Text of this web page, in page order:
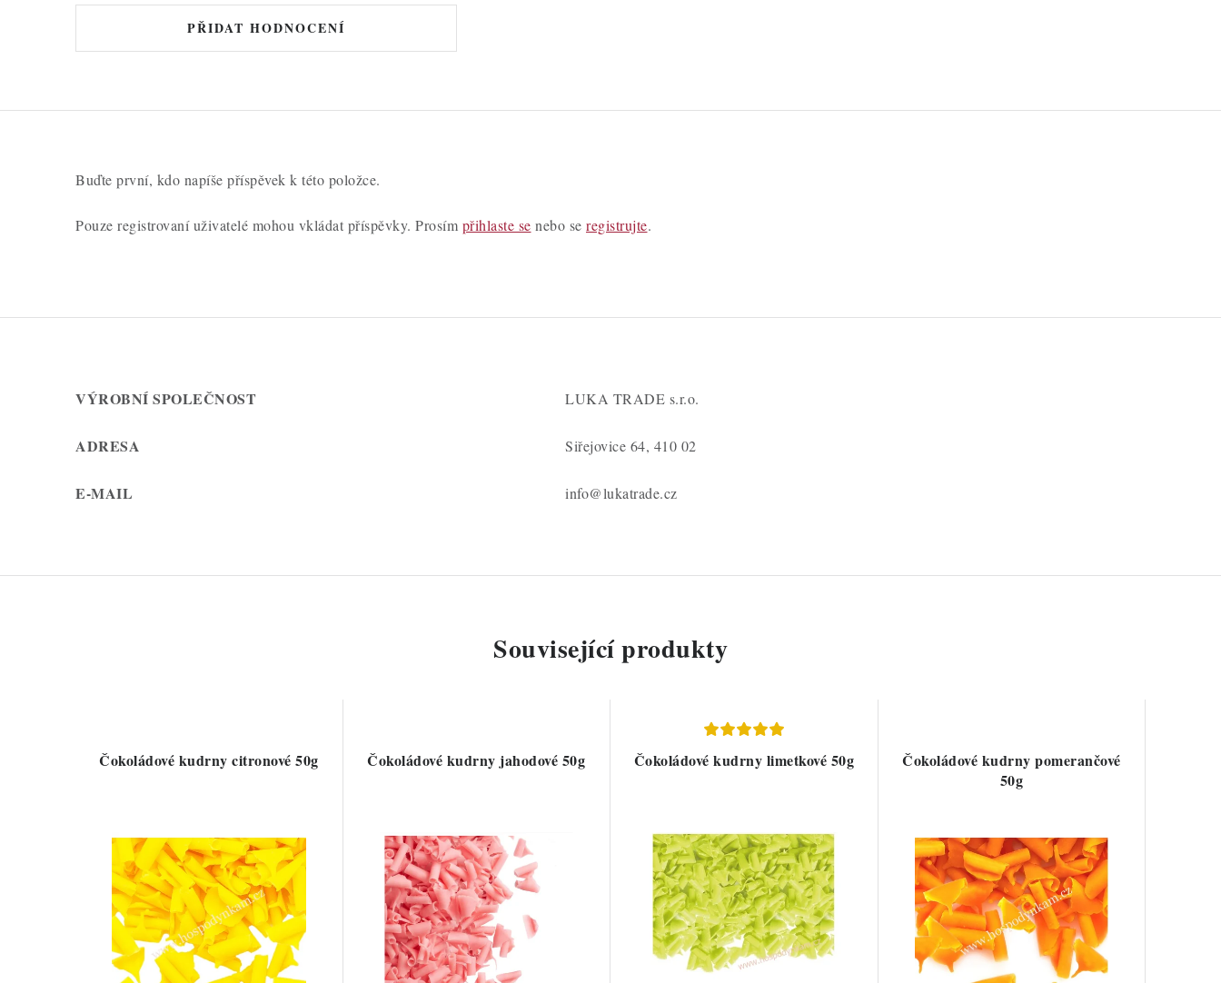
PŘIDAT HODNOCENÍ
Buďte první, kdo napíše příspěvek k této položce.
Pouze registrovaní uživatelé mohou vkládat příspěvky. Prosím přihlaste se nebo se registrujte.
VÝROBNÍ SPOLEČNOST LUKA TRADE s.r.o.
ADRESA Siřejovice 64, 410 02
E-MAIL info@lukatrade.cz
Související produkty
Čokoládové kudrny citronové 50g Čokoládové kudrny jahodové 50g Čokoládové kudrny limetkové 50g
Čokoládové kudrny pomerančové
50g